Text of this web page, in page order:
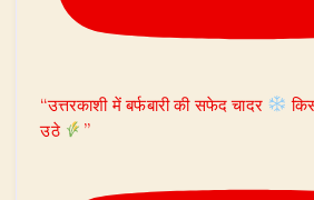
“उत्तरकाशी में बर्फबारी की सफेद चादर
उठे
”